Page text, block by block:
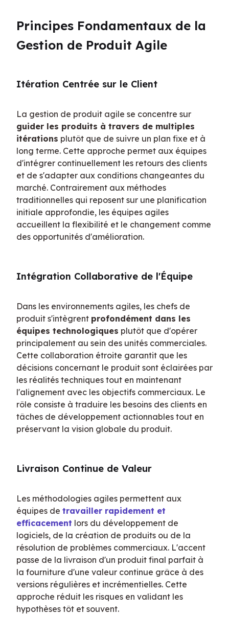
Principes Fondamentaux de la
Gestion de Produit Agile
Itération Centrée sur le Client
guider les produits à travers de multiples
itérations plutôt que de suivre un plan fixe et à
long terme. Cette approche permet aux équipes
d'intégrer continuellement les retours des clients
et de s'adapter aux conditions changeantes du
marché. Contrairement aux méthodes
traditionnelles qui reposent sur une planification
initiale approfondie, les équipes agiles
accueillent la flexibilité et le changement comme
des opportunités d'amélioration.
Intégration Collaborative de l'Équipe
Dans les environnements agiles, les chefs de
produit s'intègrent profondément dans les
équipes technologiques plutôt que d'opérer
principalement au sein des unités commerciales.
Cette collaboration étroite garantit que les
décisions concernant le produit sont éclairées par
les réalités techniques tout en maintenant
l'alignement avec les objectifs commerciaux. Le
rôle consiste à traduire les besoins des clients en
tâches de développement actionnables tout en
préservant la vision globale du produit.
Livraison Continue de Valeur
Les méthodologies agiles permettent aux
équipes de travailler rapidement et
efficacement lors du développement de
logiciels, de la création de produits ou de la
résolution de problèmes commerciaux. L'accent
passe de la livraison d'un produit final parfait à
la fourniture d'une valeur continue grâce à des
versions régulières et incrémentielles. Cette
approche réduit les risques en validant les
hypothèses tôt et souvent.